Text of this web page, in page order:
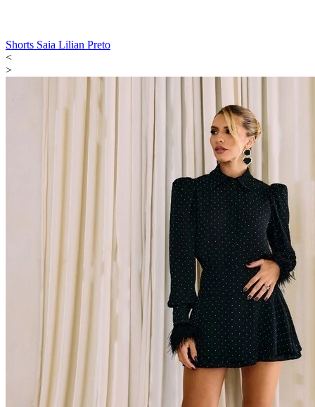
Shorts Saia Lilian Preto
<
>